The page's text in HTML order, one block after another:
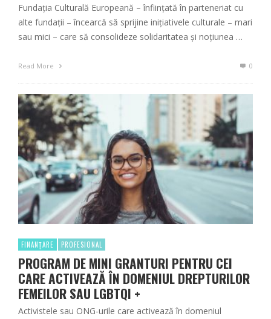
Fundația Culturală Europeană – înființată în parteneriat cu
alte fundații – încearcă să sprijine inițiativele culturale – mari
sau mici – care să consolideze solidaritatea și noțiunea …
Read More 0
FINANȚARE PROFESIONAL
PROGRAM DE MINI GRANTURI PENTRU CEI
CARE ACTIVEAZĂ ÎN DOMENIUL DREPTURILOR
FEMEILOR SAU LGBTQI +
Activistele sau ONG-urile care activează în domeniul